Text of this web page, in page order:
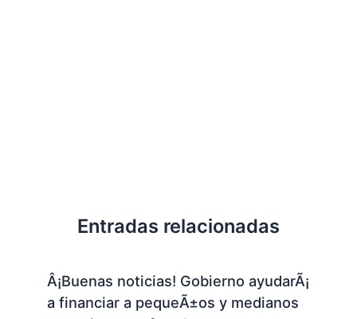
Entradas relacionadas
Â¡Buenas noticias! Gobierno ayudarÃ¡
a financiar a pequeÃ±os y medianos